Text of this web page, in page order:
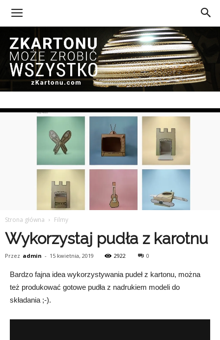
Z
Kartonu
Strona główna Filmy
Wykorzystaj pudła z karotnu
Przez admin - 15 kwietnia, 2019 2922 0
Bardzo fajna idea wykorzystywania pudeł z kartonu, można
też produkować gotowe pudła z nadrukiem modeli do
składania ;-).